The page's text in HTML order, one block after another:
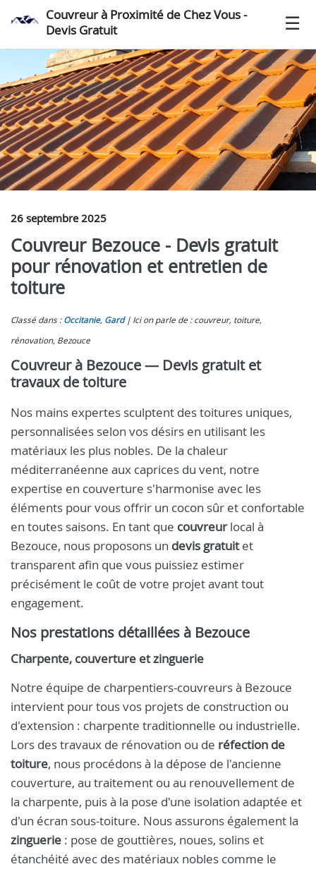
Couvreur à Proximité de Chez Vous -
Devis Gratuit
26 septembre 2025
Couvreur Bezouce - Devis gratuit
pour rénovation et entretien de
toiture
Classé dans : Occitanie, Gard
Ici on parle de : couvreur, toiture,
rénovation, Bezouce
Couvreur à Bezouce — Devis gratuit et
travaux de toiture
Nos mains expertes sculptent des toitures uniques,
personnalisées selon vos désirs en utilisant les
matériaux les plus nobles. De la chaleur
méditerranéenne aux caprices du vent, notre
expertise en couverture s'harmonise avec les
éléments pour vous offrir un cocon sûr et confortable
en toutes saisons. En tant que couvreurlocal à
Bezouce, nous proposons un devis gratuitet
transparent afin que vous puissiez estimer
précisément le coût de votre projet avant tout
engagement.
Nos prestations détaillées à Bezouce
Charpente, couverture et zinguerie
Notre équipe de charpentiers-couvreurs à Bezouce
intervient pour tous vos projets de construction ou
d'extension : charpente traditionnelle ou industrielle.
Lors des travaux de rénovation ou de réfection de
toiture, nous procédons à la dépose de l'ancienne
couverture, au traitement ou au renouvellement de
la charpente, puis à la pose d'une isolation adaptée et
d'un écran sous-toiture. Nous assurons également la
zinguerie : pose de gouttières, noues, solins et
étanchéité avec des matériaux nobles comme le